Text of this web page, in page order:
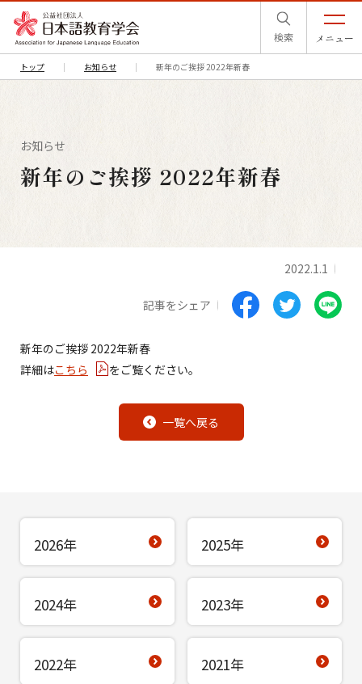
検索 メニュー
トップ お知らせ 新年のご挨拶 2022年新春
お知らせ
新年のご挨拶 2022年新春
2022.1.1
記事をシェア
新年のご挨拶 2022年新春
詳細はこちら をご覧ください。
一覧へ戻る
2026年 2025年
2024年 2023年
2022年 2021年